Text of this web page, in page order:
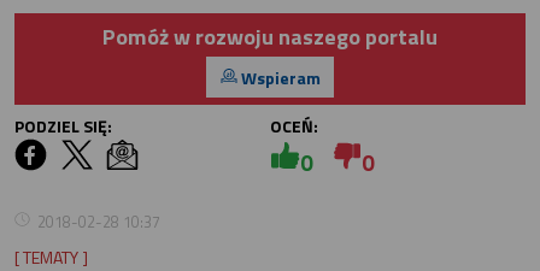
Pomóż w rozwoju naszego portalu
Wspieram
PODZIEL SIĘ:
OCEŃ:
0 0
2018-02-28 10:37
[ TEMATY ]